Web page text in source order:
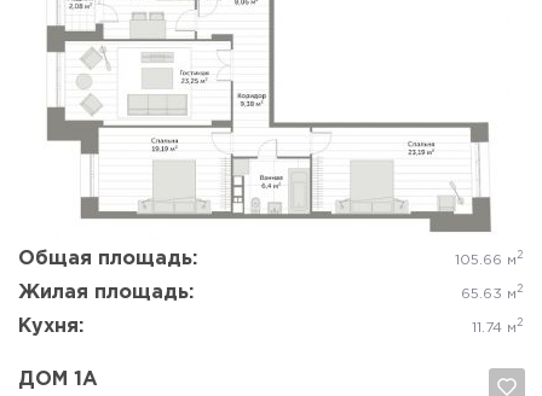
Общая площадь: 105.66 м 2
Жилая площадь: 65.63 м 2
Кухня: 11.74 м 2
Да, удалить
ДОМ 1А